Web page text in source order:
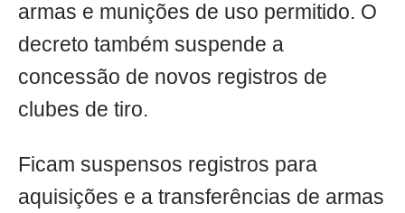
armas e munições de uso permitido. O
decreto também suspende a
concessão de novos registros de
clubes de tiro.
Ficam suspensos registros para
aquisições e a transferências de armas